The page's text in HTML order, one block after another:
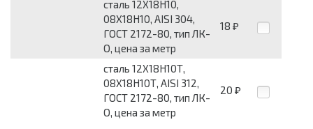
сталь 12Х18Н10,
08Х18Н10, AISI 304,
ГОСТ 2172-80, тип ЛК-
О, цена за метр
18 ₽
сталь 12Х18Н10Т,
08Х18Н10Т, AISI 312,
ГОСТ 2172-80, тип ЛК-
О, цена за метр
20 ₽